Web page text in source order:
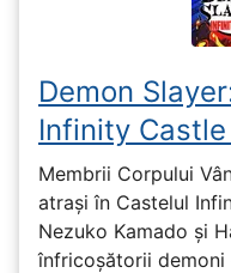
Demon
Infinity
Membrii Corpului
atrași în Castelul
Nezuko Kamado și
înfricoșătorii demoni